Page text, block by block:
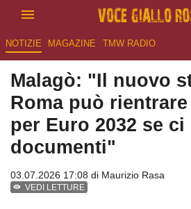
NOTIZIE MAGAZINE TMW RADIO
Malagò: "Il nuovo
Roma può
per Euro 2032 se
documenti"
03.07.2026 17:08 di Maurizio Rasa
VEDI LETTURE